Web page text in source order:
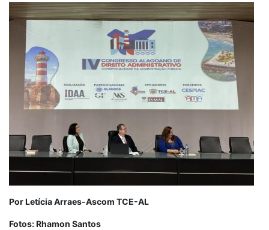
Por Letícia Arraes-Ascom TCE-AL
Fotos: Rhamon Santos